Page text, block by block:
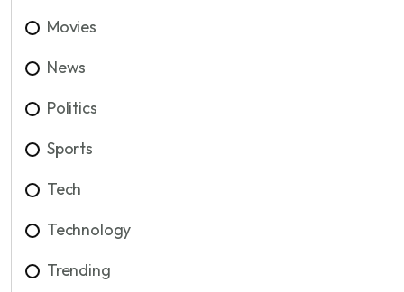
Movies
News
Politics
Sports
Tech
Technology
Trending